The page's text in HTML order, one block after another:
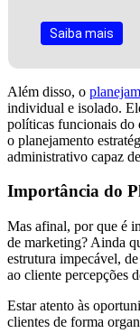
Saiba mais
Além disso, o
individual e isolado.
políticas funcionais do
o planejamento
administrativo capaz
Importância do
Mas afinal, por que é
de marketing? Ainda
estrutura impecável,
ao cliente percepções
Estar atento às
clientes de forma